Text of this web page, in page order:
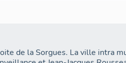
de la Sorgues. La ville intra